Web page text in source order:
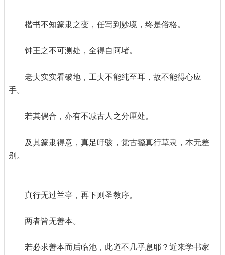
楷书不知篆隶之变，任写到妙境，终是俗格。
钟王之不可测处，全得自阿堵。
老夫实实看破地，工夫不能纯至耳，故不能得心应
手。
若其偶合，亦有不减古人之分厘处。
及其篆隶得意，真足吁骇，觉古籀真行草隶，本无差
别。
真行无过兰亭，再下则圣教序。
两者皆无善本。
若必求善本而后临池，此道不几乎息耶？近来学书家